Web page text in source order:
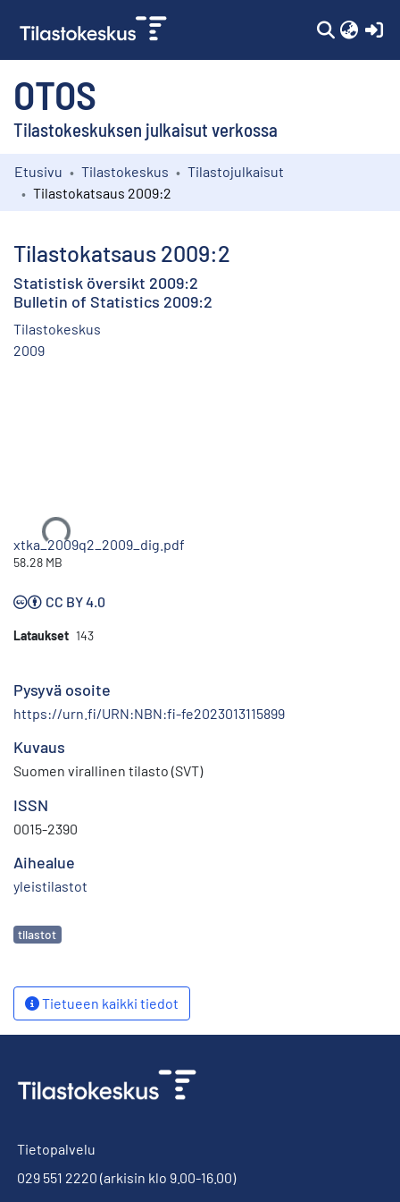
OTOS
Tilastokeskuksen julkaisut verkossa
Kokoelmat
Etusivu Tilastokeskus
Tilastojulkaisut
Tilastokatsaus 2009:2
Tilastokatsaus 2009:2
Statistisk översikt 2009:2
Bulletin of Statistics 2009:2
Tilastokeskus
2009
Ladataan...
xtka_2009q2_2009_dig.pdf
58.28 MB
CC BY 4.0
Lataukset 143
Pysyvä osoite
https://urn.fi/URN:NBN:fi-fe2023013115899
Kuvaus
Suomen virallinen tilasto (SVT)
ISSN
0015-2390
Aihealue
yleistilastot
Avainsanat
tilastot
Tietueen kaikki tiedot
Tietopalvelu
029 551 2220 (arkisin klo 9.00-16.00)